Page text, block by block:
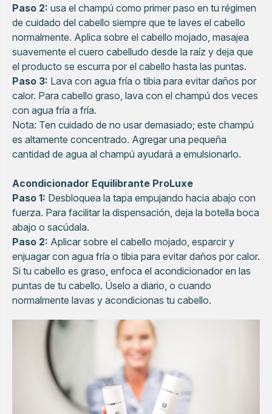
Paso 2: usa el champú como primer paso en tu régimen
de cuidado del cabello siempre que te laves el cabello
normalmente. Aplica sobre el cabello mojado, masajea
suavemente el cuero cabelludo desde la raíz y deja que
el producto se escurra por el cabello hasta las puntas.
Paso 3: Lava con agua fría o tibia para evitar daños por
calor. Para cabello graso, lava con el champú dos veces
con agua fría a fría.
Nota: Ten cuidado de no usar demasiado; este champú
es altamente concentrado. Agregar una pequeña
cantidad de agua al champú ayudará a emulsionarlo.
Acondicionador Equilibrante ProLuxe
Paso 1: Desbloquea la tapa empujando hacia abajo con
fuerza. Para facilitar la dispensación, deja la botella boca
abajo o sacúdala.
Paso 2: Aplicar sobre el cabello mojado, esparcir y
enjuagar con agua fría o tibia para evitar daños por calor.
Si tu cabello es graso, enfoca el acondicionador en las
puntas de tu cabello. Úselo a diario, o cuando
normalmente lavas y acondicionas tu cabello.